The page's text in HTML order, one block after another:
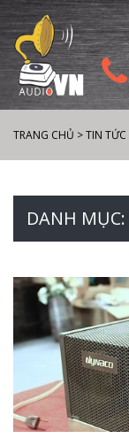
TRANG CHỦ >TIN TỨC
DANH MỤC: